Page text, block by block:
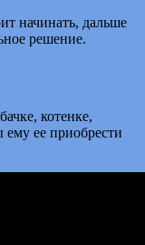
начинать, дальше
решение.
котенке,
ее приобрести